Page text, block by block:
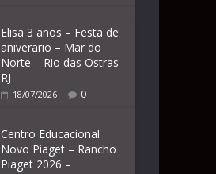
Elisa 3 anos – Festa de
aniverario – Mar do
Norte – Rio das Ostras-
RJ
18/07/2026 0
Centro Educacional
Novo Piaget – Rancho
Piaget 2026 –